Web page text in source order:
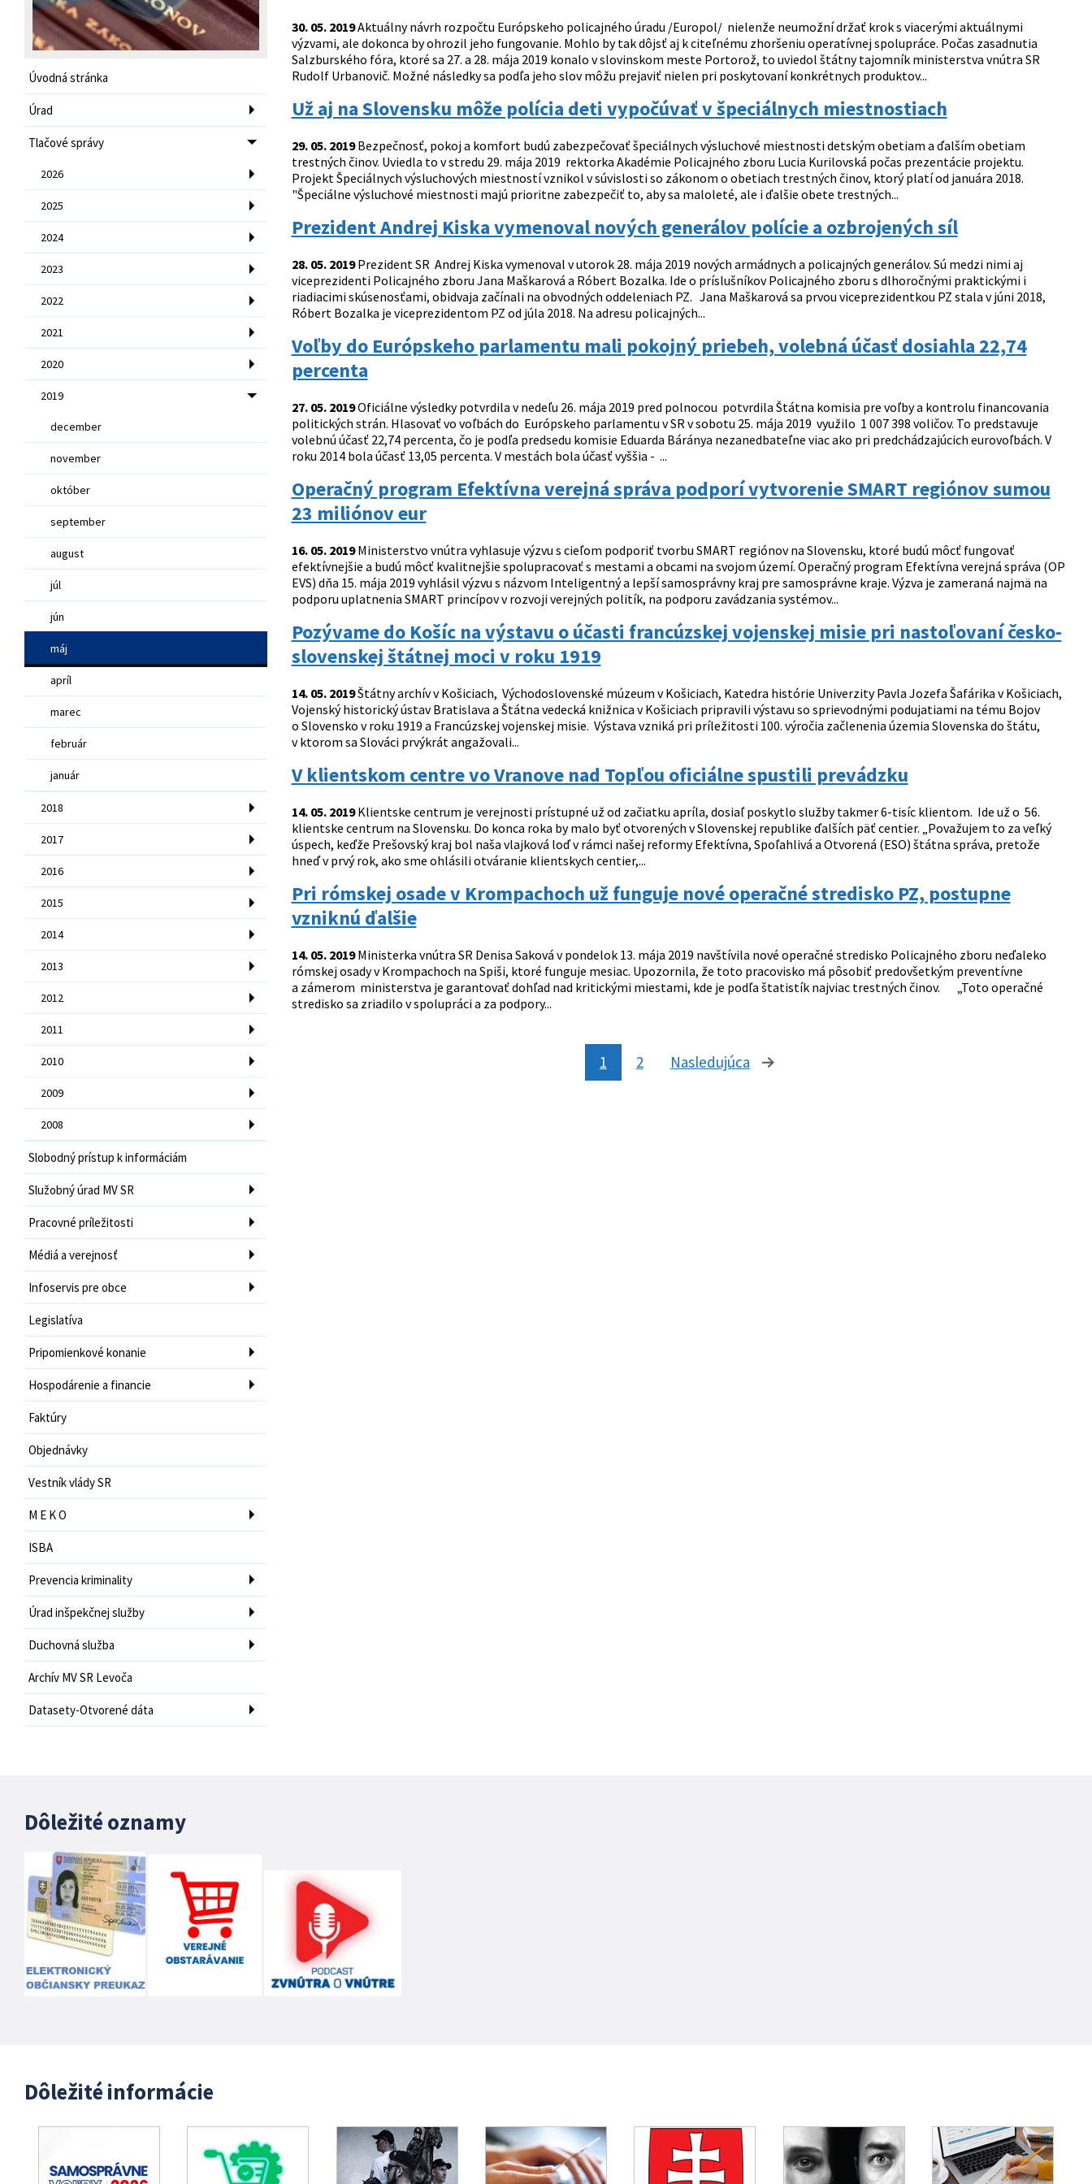
Úvodná stránka
Úrad
Tlačové správy
2026
2025
2024
2023
2022
2021
2020
2019
december
november
október
september
august
júl
jún
máj
apríl
marec
február
január
2018
2017
2016
2015
2014
2013
2012
2011
2010
2009
2008
Slobodný prístup k informáciám
Služobný úrad MV SR
Pracovné príležitosti
Médiá a verejnosť
Infoservis pre obce
Legislatíva
Pripomienkové konanie
Hospodárenie a financie
Faktúry
Objednávky
Vestník vlády SR
M E K O
ISBA
Prevencia kriminality
Úrad inšpekčnej služby
Duchovná služba
Archív MV SR Levoča
Datasety-Otvorené dáta
30. 05. 2019Aktuálny návrh rozpočtu Európskeho policajného úradu /Europol/ nielenže neumožní držať krok s viacerými aktuálnymi
výzvami, ale dokonca by ohrozil jeho fungovanie. Mohlo by tak dôjsť aj k citeľnému zhoršeniu operatívnej spolupráce. Počas zasadnutia
Salzburského fóra, ktoré sa 27. a 28. mája 2019 konalo v slovinskom meste Portorož, to uviedol štátny tajomník ministerstva vnútra SR
Rudolf Urbanovič. Možné následky sa podľa jeho slov môžu prejaviť nielen pri poskytovaní konkrétnych produktov...
Už aj na Slovensku môže polícia deti vypočúvať v špeciálnych miestnostiach
29. 05. 2019Bezpečnosť, pokoj a komfort budú zabezpečovať špeciálnych výsluchové miestnosti detským obetiam a ďalším obetiam
trestných činov. Uviedla to v stredu 29. mája 2019 rektorka Akadémie Policajného zboru Lucia Kurilovská počas prezentácie projektu.
Projekt Špeciálnych výsluchových miestností vznikol v súvislosti so zákonom o obetiach trestných činov, ktorý platí od januára 2018.
"Špeciálne výsluchové miestnosti majú prioritne zabezpečiť to, aby sa maloleté, ale i ďalšie obete trestných...
Prezident Andrej Kiska vymenoval nových generálov polície a ozbrojených síl
28. 05. 2019Prezident SR Andrej Kiska vymenoval v utorok 28. mája 2019 nových armádnych a policajných generálov. Sú medzi nimi aj
viceprezidenti Policajného zboru Jana Maškarová a Róbert Bozalka. Ide o príslušníkov Policajného zboru s dlhoročnými praktickými i
riadiacimi skúsenosťami, obidvaja začínali na obvodných oddeleniach PZ. Jana Maškarová sa prvou viceprezidentkou PZ stala v júni 2018,
Róbert Bozalka je viceprezidentom PZ od júla 2018. Na adresu policajných...
Voľby do Európskeho parlamentu mali pokojný priebeh, volebná účasť dosiahla 22,74
percenta
27. 05. 2019Oficiálne výsledky potvrdila v nedeľu 26. mája 2019 pred polnocou potvrdila Štátna komisia pre voľby a kontrolu financovania
politických strán. Hlasovať vo voľbách do Európskeho parlamentu v SR v sobotu 25. mája 2019 využilo 1 007 398 voličov. To predstavuje
volebnú účasť 22,74 percenta, čo je podľa predsedu komisie Eduarda Báránya nezanedbateľne viac ako pri predchádzajúcich eurovoľbách. V
roku 2014 bola účasť 13,05 percenta. V mestách bola účasť vyššia - ...
Operačný program Efektívna verejná správa podporí vytvorenie SMART regiónov sumou
23 miliónov eur
16. 05. 2019Ministerstvo vnútra vyhlasuje výzvu s cieľom podporiť tvorbu SMART regiónov na Slovensku, ktoré budú môcť fungovať
efektívnejšie a budú môcť kvalitnejšie spolupracovať s mestami a obcami na svojom území. Operačný program Efektívna verejná správa (OP
EVS) dňa 15. mája 2019 vyhlásil výzvu s názvom Inteligentný a lepší samosprávny kraj pre samosprávne kraje. Výzva je zameraná najmä na
podporu uplatnenia SMART princípov v rozvoji verejných politík, na podporu zavádzania systémov...
Pozývame do Košíc na výstavu o účasti francúzskej vojenskej misie pri nastoľovaní česko-
slovenskej štátnej moci v roku 1919
14. 05. 2019Štátny archív v Košiciach, Východoslovenské múzeum v Košiciach, Katedra histórie Univerzity Pavla Jozefa Šafárika v Košiciach,
Vojenský historický ústav Bratislava a Štátna vedecká knižnica v Košiciach pripravili výstavu so sprievodnými podujatiami na tému Bojov
o Slovensko v roku 1919 a Francúzskej vojenskej misie. Výstava vzniká pri príležitosti 100. výročia začlenenia územia Slovenska do štátu,
v ktorom sa Slováci prvýkrát angažovali...
V klientskom centre vo Vranove nad Topľou oficiálne spustili prevádzku
14. 05. 2019Klientske centrum je verejnosti prístupné už od začiatku apríla, dosiaľ poskytlo služby takmer 6-tisíc klientom. Ide už o 56.
klientske centrum na Slovensku. Do konca roka by malo byť otvorených v Slovenskej republike ďalších päť centier. „Považujem to za veľký
úspech, keďže Prešovský kraj bol naša vlajková loď v rámci našej reformy Efektívna, Spoľahlivá a Otvorená (ESO) štátna správa, pretože
hneď v prvý rok, ako sme ohlásili otváranie klientskych centier,...
Pri rómskej osade v Krompachoch už funguje nové operačné stredisko PZ, postupne
vzniknú ďalšie
14. 05. 2019Ministerka vnútra SR Denisa Saková v pondelok 13. mája 2019 navštívila nové operačné stredisko Policajného zboru neďaleko
rómskej osady v Krompachoch na Spiši, ktoré funguje mesiac. Upozornila, že toto pracovisko má pôsobiť predovšetkým preventívne
a zámerom ministerstva je garantovať dohľad nad kritickými miestami, kde je podľa štatistík najviac trestných činov. „Toto operačné
stredisko sa zriadilo v spolupráci a za podpory...
1 2 Nasledujúca stránka
Dôležité oznamy
Dôležité informácie